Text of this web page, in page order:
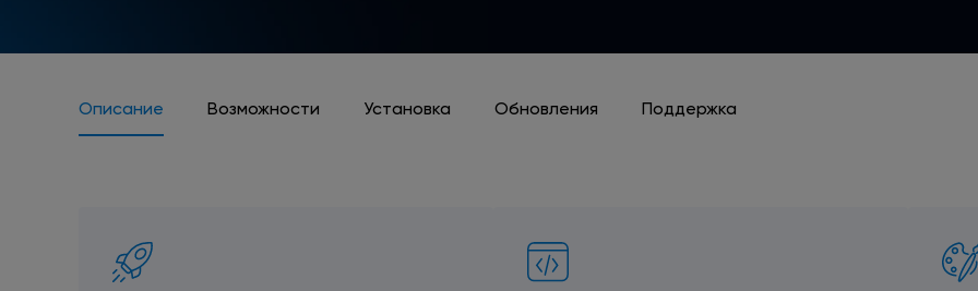
Описание Возможности Установка Обновления Поддержка